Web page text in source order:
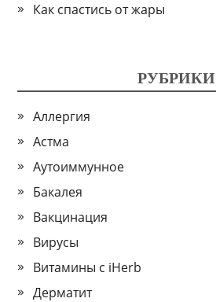
Как спастись от жары
РУБРИКИ
Аллергия
Астма
Аутоиммунное
Бакалея
Вакцинация
Вирусы
Витамины с iHerb
Дерматит